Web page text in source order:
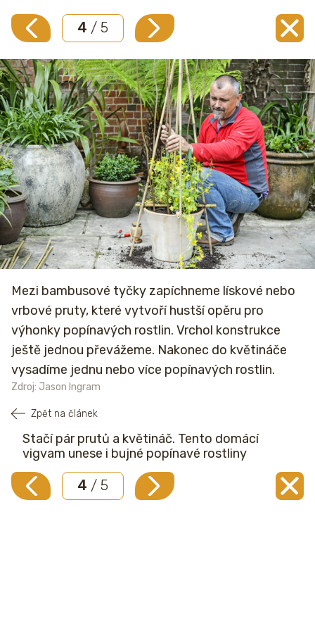
4 / 5
Mezi bambusové tyčky zapíchneme lískové nebo
vrbové pruty, které vytvoří hustší opěru pro
výhonky popínavých rostlin. Vrchol konstrukce
ještě jednou převážeme. Nakonec do květináče
vysadíme jednu nebo více popínavých rostlin.
Zdroj: Jason Ingram
Zpět na článek
Stačí pár prutů a květináč. Tento domácí
vigvam unese i bujné popínavé rostliny
4 / 5